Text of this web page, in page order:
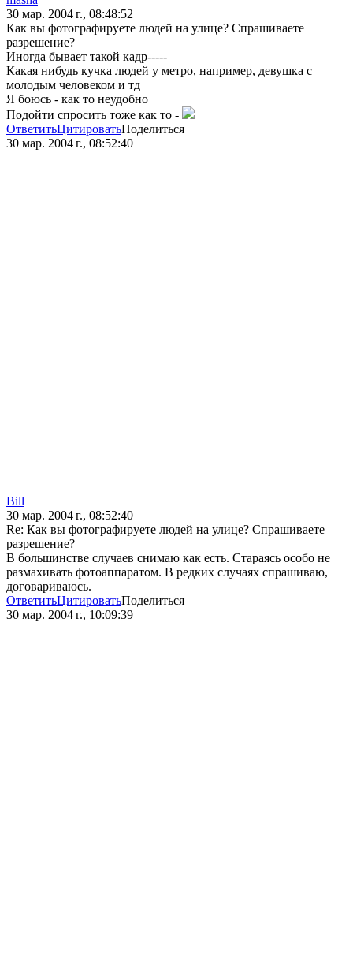
30 мар. 2004 г., 08:48:52
Как вы фотографируете людей на улице? Спрашиваете
разрешение?
Иногда бывает такой кадр-----
Какая нибудь кучка людей у метро, например, девушка с
молодым человеком и тд
Я боюсь - как то неудобно
Подойти спросить тоже как то -
ОтветитьЦитироватьПоделиться
30 мар. 2004 г., 08:52:40
Bill
30 мар. 2004 г., 08:52:40
Re: Как вы фотографируете людей на улице? Спрашиваете
разрешение?
В большинстве случаев снимаю как есть. Стараясь особо не
размахивать фотоаппаратом. В редких случаях спрашиваю,
договариваюсь.
ОтветитьЦитироватьПоделиться
30 мар. 2004 г., 10:09:39